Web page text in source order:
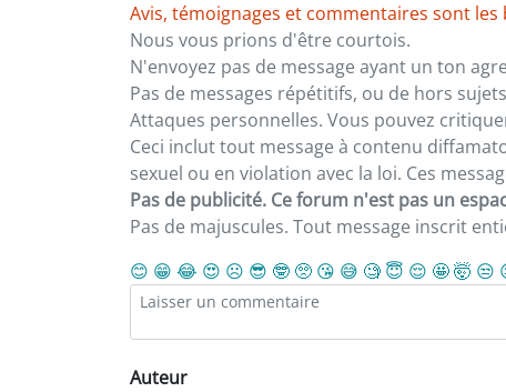
Avis, témoignages et commentaires sont
Nous vous prions d'être courtois.
N'envoyez pas de message ayant un ton
Pas de messages répétitifs, ou de hors
Attaques personnelles. Vous pouvez
Ceci inclut tout message à contenu
sexuel ou en violation avec la loi. Ces
Pas de publicité. Ce forum n'est pas un
Pas de majuscules. Tout message inscrit
😊 😁 😂 😍 ☹️ 😎 🤓 🥺 😘 😅 🧐 😇 😌 🤩🤯 😒
Auteur